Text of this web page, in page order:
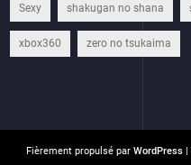
Sexy shakugan no shana
xbox360 zero no tsukaima
Fièrement propulsé par WordPress|